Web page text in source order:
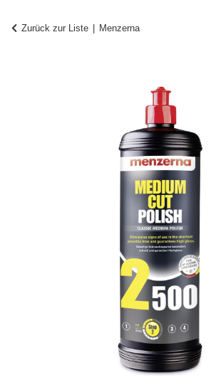
Zurück zur Liste Menzerna